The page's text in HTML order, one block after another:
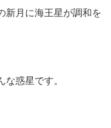
新月に海王星が調和を
惑星です。